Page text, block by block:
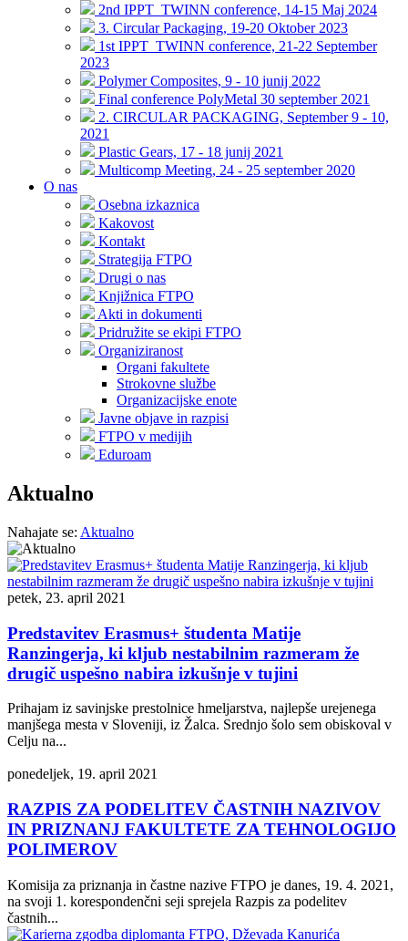
2nd IPPT_TWINN conference, 14-15 Maj 2024
3. Circular Packaging, 19-20 Oktober 2023
1st IPPT_TWINN conference, 21-22 September
2023
Polymer Composites, 9 - 10 junij 2022
Final conference PolyMetal 30 september 2021
2. CIRCULAR PACKAGING, September 9 - 10,
2021
Plastic Gears, 17 - 18 junij 2021
Multicomp Meeting, 24 - 25 september 2020
O nas
Osebna izkaznica
Kakovost
Kontakt
Strategija FTPO
Drugi o nas
Knjižnica FTPO
Akti in dokumenti
Pridružite se ekipi FTPO
Organiziranost
Organi fakultete
Strokovne službe
Organizacijske enote
Javne objave in razpisi
FTPO v medijih
Eduroam
Aktualno
Nahajate se: Aktualno
petek, 23. april 2021
Predstavitev Erasmus+ študenta Matije
Ranzingerja, ki kljub nestabilnim razmeram že
drugič uspešno nabira izkušnje v tujini
Prihajam iz savinjske prestolnice hmeljarstva, najlepše urejenega
manjšega mesta v Sloveniji, iz Žalca. Srednjo šolo sem obiskoval v
Celju na...
ponedeljek, 19. april 2021
RAZPIS ZA PODELITEV ČASTNIH NAZIVOV
IN PRIZNANJ FAKULTETE ZA TEHNOLOGIJO
POLIMEROV
Komisija za priznanja in častne nazive FTPO je danes, 19. 4. 2021,
na svoji 1. korespondenčni seji sprejela Razpis za podelitev
častnih...